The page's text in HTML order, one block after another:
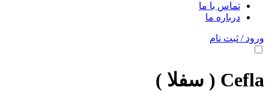
تماس با ما
درباره ما
ورود / ثبت نام
Cefla ( سفلا )